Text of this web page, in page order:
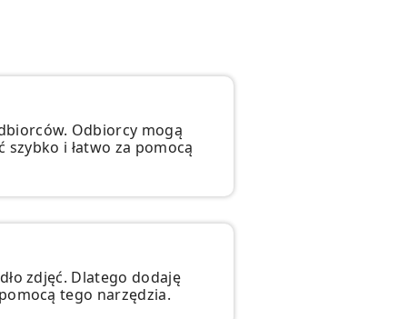
Odbiorcy mogą
i łatwo za pomocą
zdjęć. Dlatego dodaję
tego narzędzia.